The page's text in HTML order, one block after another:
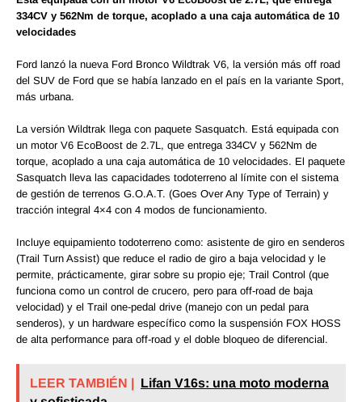
334CV y 562Nm de torque, acoplado a una caja automática de 10
velocidades
Ford lanzó la nueva Ford Bronco Wildtrak V6, la versión más off road
del SUV de Ford que se había lanzado en el país en la variante Sport,
más urbana.
La versión Wildtrak llega con paquete Sasquatch. Está equipada con
un motor V6 EcoBoost de 2.7L, que entrega 334CV y 562Nm de
torque, acoplado a una caja automática de 10 velocidades. El paquete
Sasquatch lleva las capacidades todoterreno al límite con el sistema
de gestión de terrenos G.O.A.T. (Goes Over Any Type of Terrain) y
tracción integral 4×4 con 4 modos de funcionamiento.
Incluye equipamiento todoterreno como: asistente de giro en senderos
(Trail Turn Assist) que reduce el radio de giro a baja velocidad y le
permite, prácticamente, girar sobre su propio eje; Trail Control (que
funciona como un control de crucero, pero para off-road de baja
velocidad) y el Trail one-pedal drive (manejo con un pedal para
senderos), y un hardware específico como la suspensión FOX HOSS
de alta performance para off-road y el doble bloqueo de diferencial.
LEER TAMBIÉN | Lifan V16s: una moto moderna